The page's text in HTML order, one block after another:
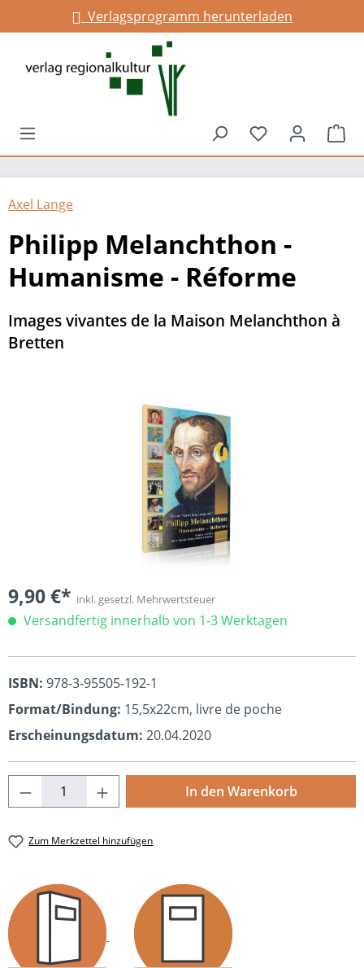
springenVerlagsprogramm herunterladen
Infos für Gemeinden
Du hast 0
Axel Lange
Philipp Melanchthon -
Humanisme - Réforme
Images vivantes de la Maison Melanchthon à
Bretten
9,90 €* inkl. gesetzl. Mehrwertsteuer
Versandfertig innerhalb von 1-3 Werktagen
ISBN: 978-3-95505-192-1
Format/Bindung: 15,5x22cm, livre de poche
Erscheinungsdatum: 20.04.2020
Produkt Anzahl: Gib den gewünschten
In den Warenkorb
Zum Merkzettel hinzufügen